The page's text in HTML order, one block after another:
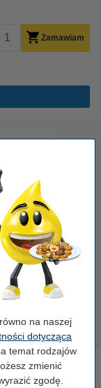
na naszej
dotycząca
temat rodzajów
zmienić
zgodę.
Zamawiam
A4 80 g/m2 (2500
123drukuj (5 ryz)
zł z VAT